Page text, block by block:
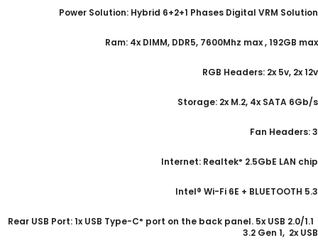
Power Solution: Hybrid 6+2+1 Phases Digital VRM Solution​
Ram: 4x DIMM, DDR5, 7600Mhz max , 192GB max
RGB Headers: 2x 5v, 2x 12v
Storage: 2x M.2, 4x SATA 6Gb/s
Fan Headers: 3
Internet: Realtek® 2.5GbE LAN chip
Intel® Wi-Fi 6E + BLUETOOTH 5.3
: 1x USB Type-C® port on the back panel. 5x USB
3.2 Gen 1, 2x USB